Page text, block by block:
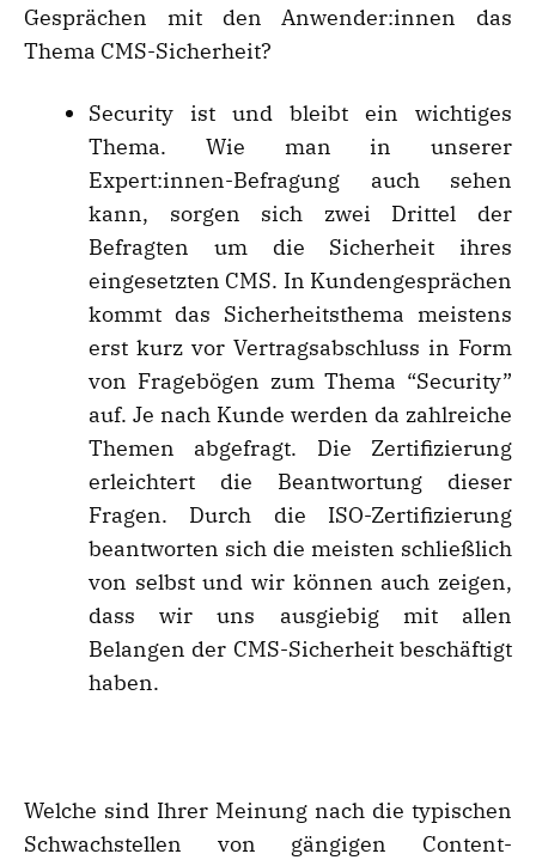
Gesprächen mit den Anwender:innen das
Thema CMS-Sicherheit?
Security ist und bleibt ein wichtiges
Thema. Wie man in unserer
Expert:innen-Befragung auch sehen
kann, sorgen sich zwei Drittel der
Befragten um die Sicherheit ihres
eingesetzten CMS. In Kundengesprächen
kommt das Sicherheitsthema meistens
erst kurz vor Vertragsabschluss in Form
von Fragebögen zum Thema “Security”
auf. Je nach Kunde werden da zahlreiche
Themen abgefragt. Die Zertifizierung
erleichtert die Beantwortung dieser
Fragen. Durch die ISO-Zertifizierung
beantworten sich die meisten schließlich
von selbst und wir können auch zeigen,
dass wir uns ausgiebig mit allen
Belangen der CMS-Sicherheit beschäftigt
haben.
Welche sind Ihrer Meinung nach die typischen
Schwachstellen von gängigen Content-